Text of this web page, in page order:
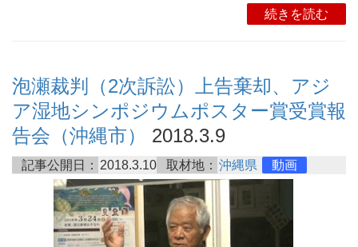
続きを読む
泡瀬裁判（2次訴訟）上告棄却、アジ
ア湿地シンポジウムポスター賞受賞報
告会（沖縄市）
2018.3.9
記事公開日： 2018.3.10 取材地： 沖縄県 動画